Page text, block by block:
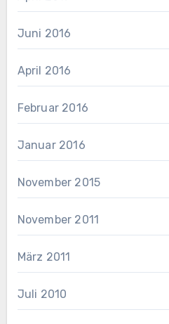
Juni 2016
April 2016
Februar 2016
Januar 2016
November 2015
November 2011
März 2011
Juli 2010